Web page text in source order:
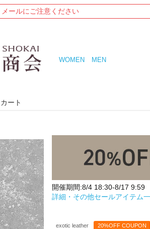
ールにご注意ください
WOMEN MEN
カート
開催期間:8/4 18:30-8/17 9:59
詳細・その他セールアイテム
exotic leather 20%OFF COUPON